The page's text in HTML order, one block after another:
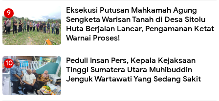
Eksekusi Putusan Mahkamah Agung
Sengketa Warisan Tanah di Desa Sitolu
Huta Berjalan Lancar, Pengamanan Ketat
Warnai Proses!
Peduli Insan Pers, Kepala Kejaksaan
Tinggi Sumatera Utara Muhibuddin
Jenguk Wartawati Yang Sedang Sakit